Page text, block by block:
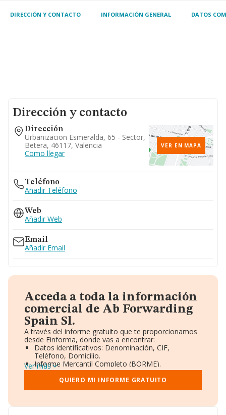
DIRECCIÓN Y CONTACTO INFORMACIÓN GENERAL DATOS
Dirección y contacto
Dirección
Urbanizacion Esmeralda, 65 - Sector,
Betera, 46117, Valencia
Como llegar
VER EN MAPA
Teléfono
Añadir Teléfono
Web
Añadir Web
Email
Añadir Email
Acceda a toda la información
comercial de Ab Forwarding
Spain Sl.
A través del informe gratuito que te proporcionamos
desde Einforma, donde vas a encontrar:
Datos identificativos: Denominación, CIF,
Teléfono, Domicilio.
Informe Mercantil Completo (BORME).
Gráficos de Evolución Ventas y Empleados.
Consejo de Administración y Administradores.
Directivos y Ejecutivos.
Ver más
QUIERO MI INFORME GRATUITO